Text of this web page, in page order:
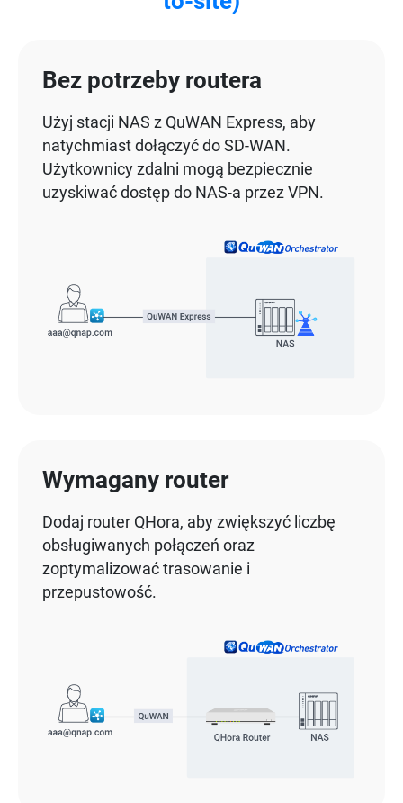
Bez potrzeby routera
Użyj stacji NAS z QuWAN Express, aby
natychmiast dołączyć do SD-WAN.
Użytkownicy zdalni mogą bezpiecznie
uzyskiwać dostęp do NAS-a przez VPN.
Wymagany router
Dodaj router QHora, aby zwiększyć liczbę
obsługiwanych połączeń oraz
zoptymalizować trasowanie i
przepustowość.